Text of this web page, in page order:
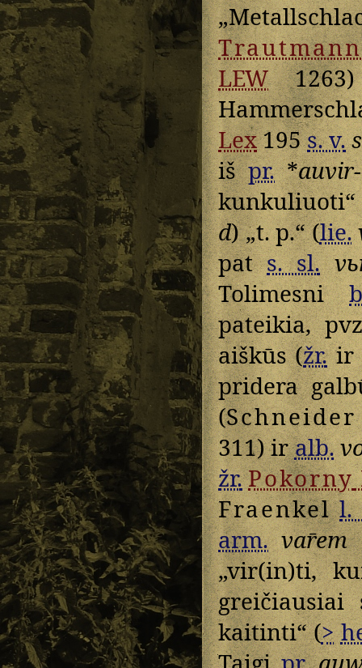
Trautmann
LEW1263)
Lex195s. v.
išpr.*
d) „t. p.“ (lie.
pats. sl.
Tolimesni
pateikia,
aiškūs (žr.ir
pridera
(Schneider
311) iralb.
žr.Pokorny
Fraenkel l.
arm. var̄em
„vir(in)ti,
kaitinti“ (>